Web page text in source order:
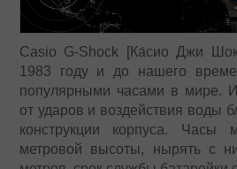
Casio G-Shock [Ка́сио Джи
1983 году и до нашего
популярными часами в мире.
от ударов и воздействия воды
конструкции корпуса.
метровой высоты, нырять с